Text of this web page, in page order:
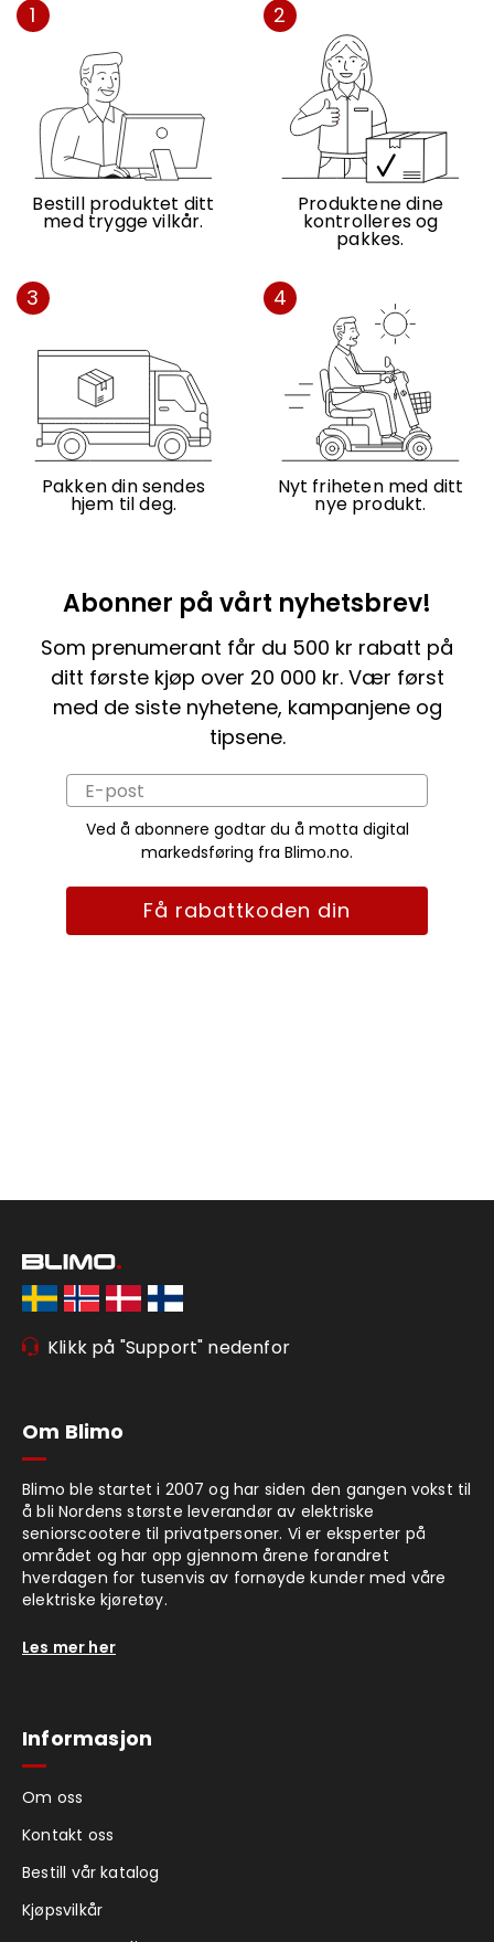
1
Bestill produktet ditt
med trygge vilkår.
2
Produktene dine
kontrolleres og
pakkes.
3
Pakken din sendes
hjem til deg.
4
Nyt friheten med ditt
nye produkt.
Abonner på vårt nyhetsbrev!
Som prenumerant får du 500 kr rabatt på
ditt første kjøp over 20 000 kr. Vær først
med de siste nyhetene, kampanjene og
tipsene.
Ved å abonnere godtar du å motta digital
markedsføring fra Blimo.no.
Få rabattkoden din
Klikk på "Support" nedenfor
Om Blimo
Blimo ble startet i 2007 og har siden den gangen vokst til
å bli Nordens største leverandør av elektriske
seniorscootere til privatpersoner. Vi er eksperter på
området og har opp gjennom årene forandret
hverdagen for tusenvis av fornøyde kunder med våre
elektriske kjøretøy.
Les mer her
Informasjon
Om oss
Kontakt oss
Bestill vår katalog
Kjøpsvilkår